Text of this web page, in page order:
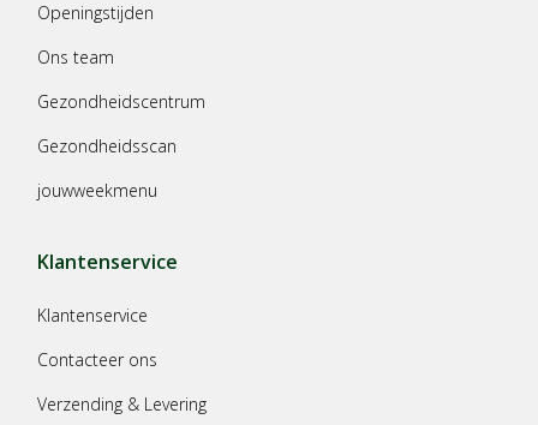
Openingstijden
Ons team
Gezondheidscentrum
Gezondheidsscan
jouwweekmenu
Klantenservice
Klantenservice
Contacteer ons
Verzending & Levering